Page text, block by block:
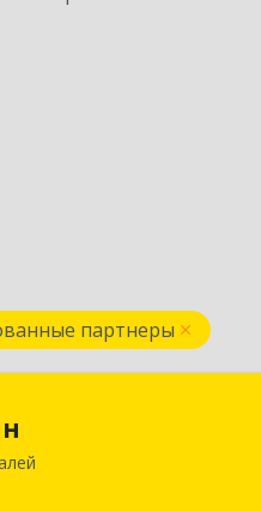
партнеры
Челябинская обл, Верхний